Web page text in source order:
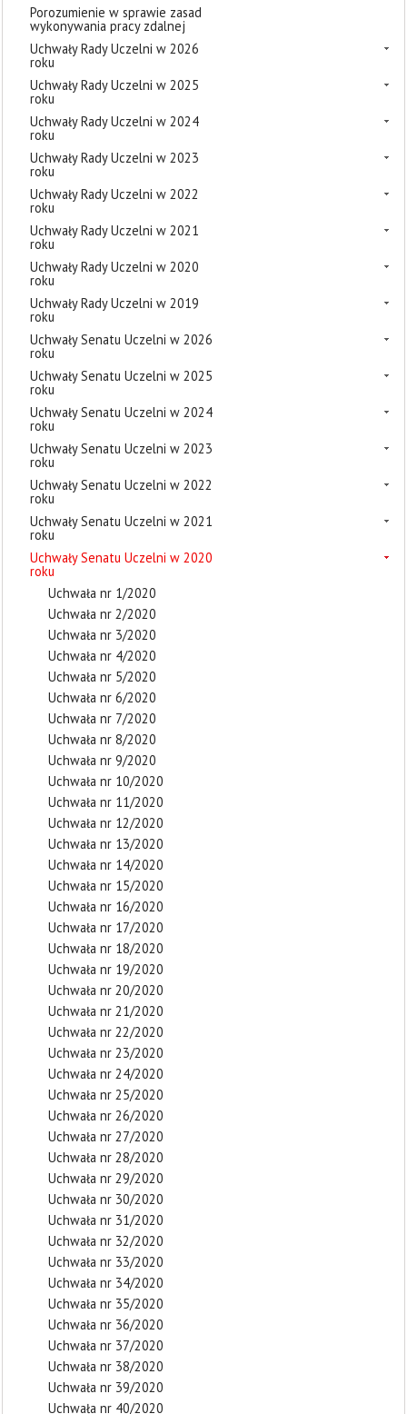
Porozumienie w sprawie zasad
wykonywania pracy zdalnej
Uchwały Rady Uczelni w 2026
roku
Uchwały Rady Uczelni w 2025
roku
Uchwały Rady Uczelni w 2024
roku
Uchwały Rady Uczelni w 2023
roku
Uchwały Rady Uczelni w 2022
roku
Uchwały Rady Uczelni w 2021
roku
Uchwały Rady Uczelni w 2020
roku
Uchwały Rady Uczelni w 2019
roku
Uchwały Senatu Uczelni w 2026
roku
Uchwały Senatu Uczelni w 2025
roku
Uchwały Senatu Uczelni w 2024
roku
Uchwały Senatu Uczelni w 2023
roku
Uchwały Senatu Uczelni w 2022
roku
Uchwały Senatu Uczelni w 2021
roku
Uchwały Senatu Uczelni w 2020
roku
Uchwała nr 1/2020
Uchwała nr 2/2020
Uchwała nr 3/2020
Uchwała nr 4/2020
Uchwała nr 5/2020
Uchwała nr 6/2020
Uchwała nr 7/2020
Uchwała nr 8/2020
Uchwała nr 9/2020
Uchwała nr 10/2020
Uchwała nr 11/2020
Uchwała nr 12/2020
Uchwała nr 13/2020
Uchwała nr 14/2020
Uchwała nr 15/2020
Uchwała nr 16/2020
Uchwała nr 17/2020
Uchwała nr 18/2020
Uchwała nr 19/2020
Uchwała nr 20/2020
Uchwała nr 21/2020
Uchwała nr 22/2020
Uchwała nr 23/2020
Uchwała nr 24/2020
Uchwała nr 25/2020
Uchwała nr 26/2020
Uchwała nr 27/2020
Uchwała nr 28/2020
Uchwała nr 29/2020
Uchwała nr 30/2020
Uchwała nr 31/2020
Uchwała nr 32/2020
Uchwała nr 33/2020
Uchwała nr 34/2020
Uchwała nr 35/2020
Uchwała nr 36/2020
Uchwała nr 37/2020
Uchwała nr 38/2020
Uchwała nr 39/2020
Uchwała nr 40/2020